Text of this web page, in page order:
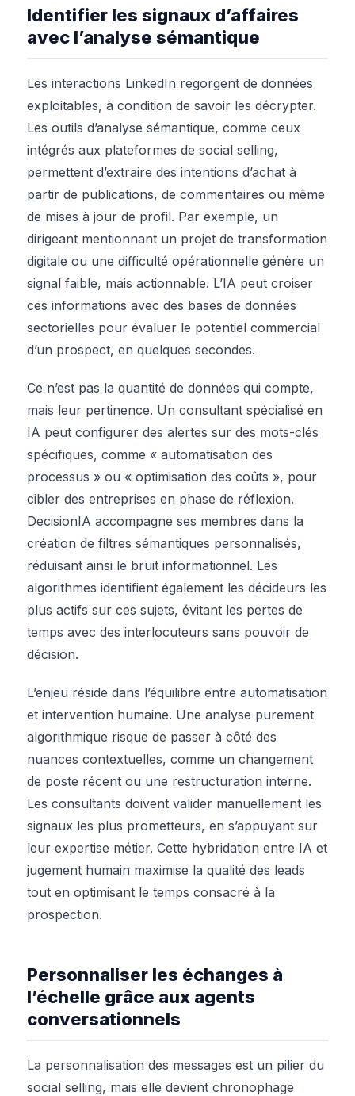
Identifier les signaux d’affaires
avec l’analyse sémantique
Les interactions LinkedIn regorgent de données
exploitables, à condition de savoir les décrypter.
Les outils d’analyse sémantique, comme ceux
intégrés aux plateformes de social selling,
permettent d’extraire des intentions d’achat à
partir de publications, de commentaires ou même
de mises à jour de profil. Par exemple, un
dirigeant mentionnant un projet de transformation
digitale ou une difficulté opérationnelle génère un
signal faible, mais actionnable. L’IA peut croiser
ces informations avec des bases de données
sectorielles pour évaluer le potentiel commercial
d’un prospect, en quelques secondes.
Ce n’est pas la quantité de données qui compte,
mais leur pertinence. Un consultant spécialisé en
IA peut configurer des alertes sur des mots-clés
spécifiques, comme « automatisation des
processus » ou « optimisation des coûts », pour
cibler des entreprises en phase de réflexion.
DecisionIA accompagne ses membres dans la
création de filtres sémantiques personnalisés,
réduisant ainsi le bruit informationnel. Les
algorithmes identifient également les décideurs les
plus actifs sur ces sujets, évitant les pertes de
temps avec des interlocuteurs sans pouvoir de
décision.
L’enjeu réside dans l’équilibre entre automatisation
et intervention humaine. Une analyse purement
algorithmique risque de passer à côté des
nuances contextuelles, comme un changement
de poste récent ou une restructuration interne.
Les consultants doivent valider manuellement les
signaux les plus prometteurs, en s’appuyant sur
leur expertise métier. Cette hybridation entre IA et
jugement humain maximise la qualité des leads
tout en optimisant le temps consacré à la
prospection.
Personnaliser les échanges à
l’échelle grâce aux agents
conversationnels
La personnalisation des messages est un pilier du
social selling, mais elle devient chronophage